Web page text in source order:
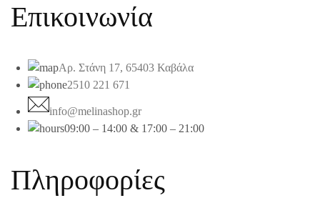
Επικοινωνία
Αρ. Στάνη 17, 65403 Καβάλα
2510 221 671
info@melinashop.gr
09:00 – 14:00 & 17:00 – 21:00
Πληροφορίες